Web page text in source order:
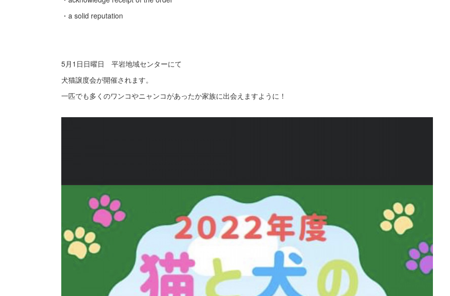
・a solid reputation
5月1日日曜日 平岩地域センターにて
犬猫譲度会が開催されます。
一匹でも多くのワンコやニャンコがあったか家族に出会えますように！